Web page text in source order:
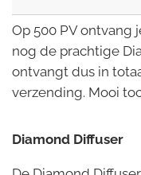
Op 500 PV ontvang
nog de prachtige
ontvangt dus in
verzending. Mooi
Diamond Diffuser